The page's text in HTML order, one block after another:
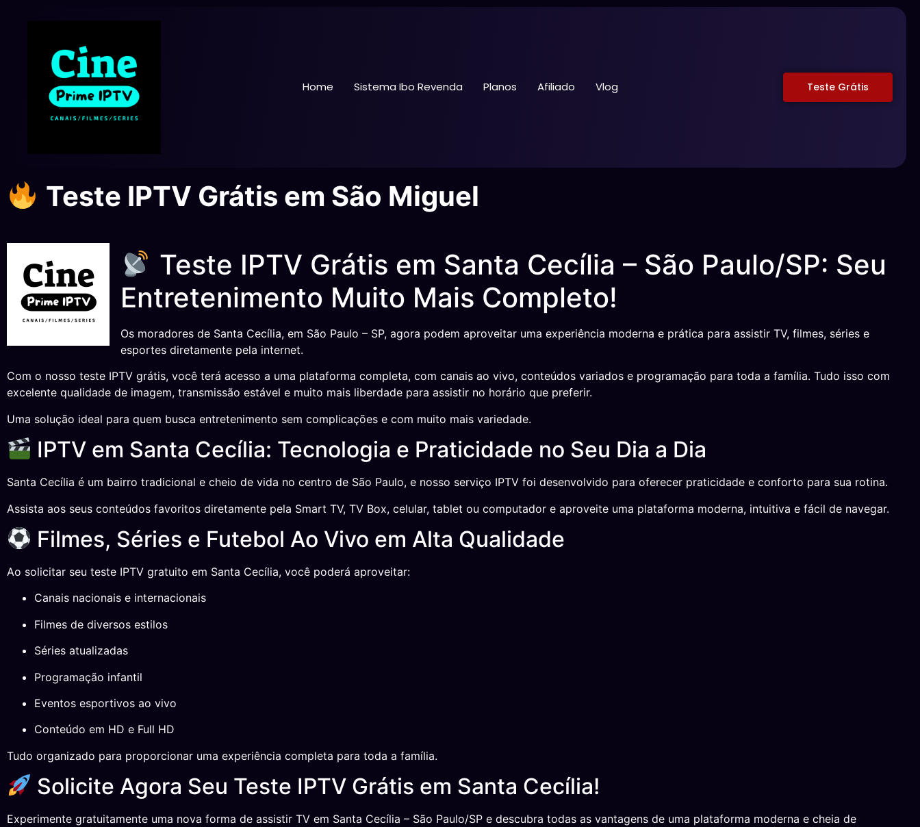
Home Sistema Ibo Revenda Planos Afiliado Vlog Teste Grátis
Teste IPTV Grátis em São Miguel
Teste IPTV Grátis em Santa Cecília – São Paulo/SP: Seu
Entretenimento Muito Mais Completo!
Os moradores de Santa Cecília, em São Paulo – SP, agora podem aproveitar uma experiência moderna e prática para assistir TV, filmes, séries e
esportes diretamente pela internet.
Com o nosso teste IPTV grátis, você terá acesso a uma plataforma completa, com canais ao vivo, conteúdos variados e programação para toda a família. Tudo isso com
excelente qualidade de imagem, transmissão estável e muito mais liberdade para assistir no horário que preferir.
Uma solução ideal para quem busca entretenimento sem complicações e com muito mais variedade.
IPTV em Santa Cecília: Tecnologia e Praticidade no Seu Dia a Dia
Santa Cecília é um bairro tradicional e cheio de vida no centro de São Paulo, e nosso serviço IPTV foi desenvolvido para oferecer praticidade e conforto para sua rotina.
Assista aos seus conteúdos favoritos diretamente pela Smart TV, TV Box, celular, tablet ou computador e aproveite uma plataforma moderna, intuitiva e fácil de navegar.
Filmes, Séries e Futebol Ao Vivo em Alta Qualidade
Ao solicitar seu teste IPTV gratuito em Santa Cecília, você poderá aproveitar:
Canais nacionais e internacionais
Filmes de diversos estilos
Séries atualizadas
Programação infantil
Eventos esportivos ao vivo
Conteúdo em HD e Full HD
Tudo organizado para proporcionar uma experiência completa para toda a família.
Solicite Agora Seu Teste IPTV Grátis em Santa Cecília!
Experimente gratuitamente uma nova forma de assistir TV em Santa Cecília – São Paulo/SP e descubra todas as vantagens de uma plataforma moderna e cheia de